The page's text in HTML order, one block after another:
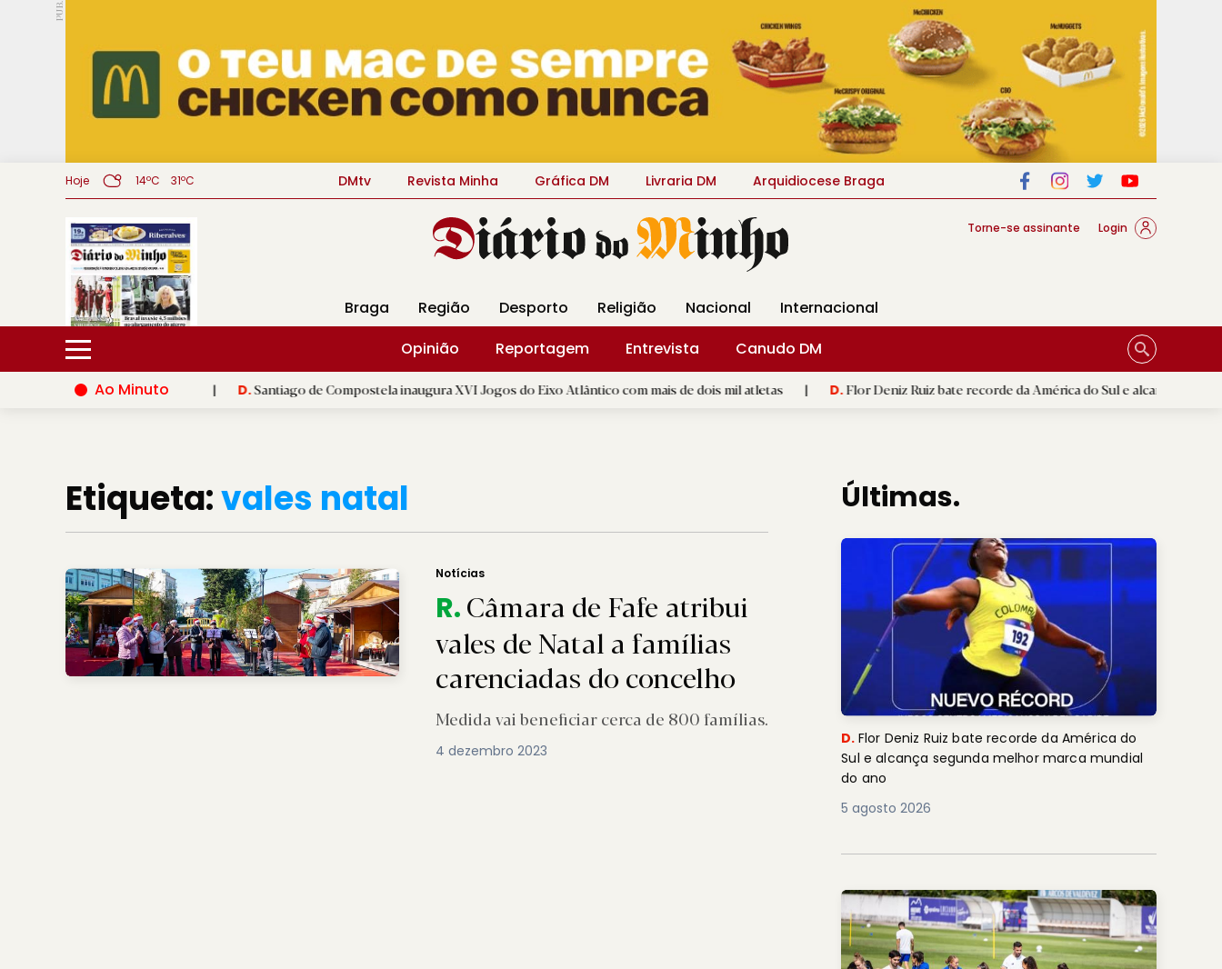
PUB.
Hoje 14ºC 31ºC DMtv Revista Minha Gráfica DM Livraria DM Arquidiocese Braga
Torne-se assinante Login
Braga Região Desporto Religião Nacional
Internacional
Opinião
Reportagem Entrevista
Canudo DM
Ao Minuto
mundo da moda | D.Santiago de Compostela inaugura XVI Jogos do Eixo Atlântico com mais de dois mil atletas | D.Flor Deniz Ruiz bate recorde da América do Sul e alcança segunda melhor
Etiqueta:vales natal
Notícias
R.Câmara de Fafe atribui
vales de Natal a famílias
carenciadas do concelho
Medida vai beneficiar cerca de 800 famílias.
4 dezembro 2023
Últimas.
D. Flor Deniz Ruiz bate recorde da América do
Sul e alcança segunda melhor marca mundial
do ano
5 agosto 2026